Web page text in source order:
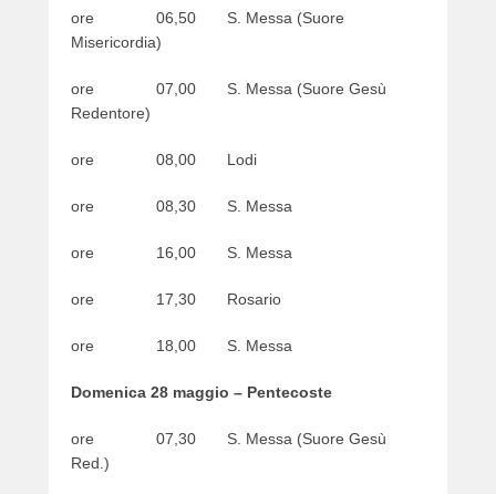
ore 06,50 S. Messa (Suore
Misericordia)
ore 07,00 S. Messa (Suore Gesù
Redentore)
ore 08,00 Lodi
ore 08,30 S. Messa
ore 16,00 S. Messa
ore 17,30 Rosario
ore 18,00 S. Messa
Domenica 28 maggio – Pentecoste
ore 07,30 S. Messa (Suore Gesù
Red.)